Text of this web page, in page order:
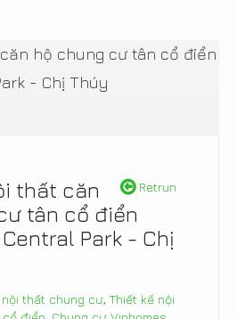
Retrun
thất căn
tân cổ điển
Park - Chị
nội thất chung cư, Thiết kế nội